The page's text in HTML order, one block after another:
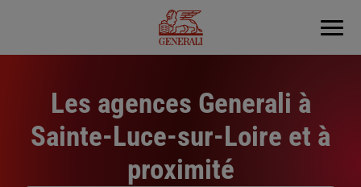
Menu
Les agences Generali à
Sainte-Luce-sur-Loire et à
proximité